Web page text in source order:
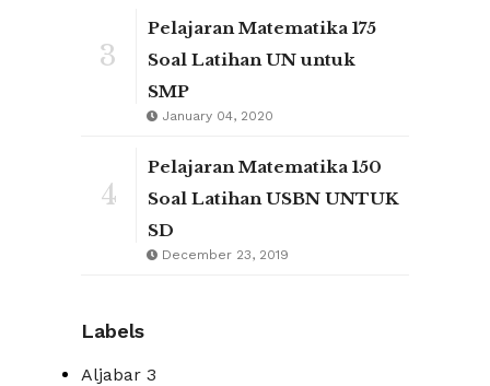
3
Pelajaran Matematika 175
Soal Latihan UN untuk
SMP
January 04, 2020
4
Pelajaran Matematika 150
Soal Latihan USBN UNTUK
SD
December 23, 2019
Labels
Aljabar 3